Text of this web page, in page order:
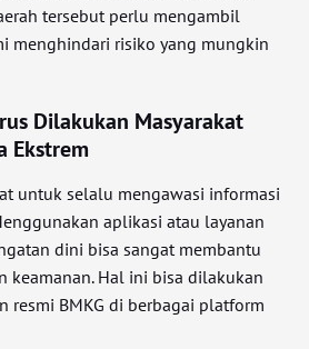
tersebut perlu mengambil
menghindari risiko yang mungkin
Dilakukan Masyarakat
Ekstrem
untuk selalu mengawasi informasi
aplikasi atau layanan
dini bisa sangat membantu
keamanan. Hal ini bisa dilakukan
resmi BMKG di berbagai platform